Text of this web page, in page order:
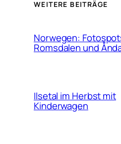
WEITERE BEITRÄGE
Norwegen:
Romsdalen und
Ilsetal im Herbst mit
Kinderwagen